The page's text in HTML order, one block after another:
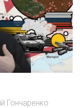
Гончаренко